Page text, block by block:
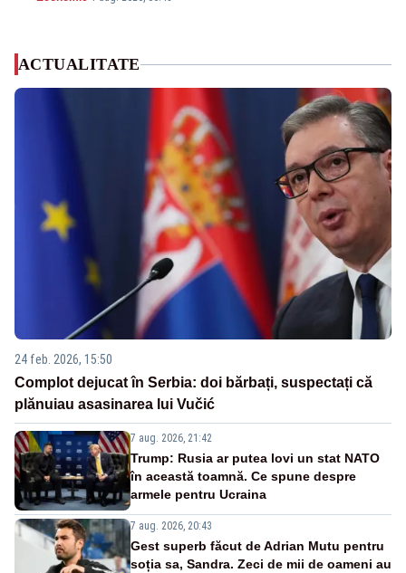
ACTUALITATE
24 feb. 2026, 15:50
Complot dejucat în Serbia: doi bărbați, suspectați că
plănuiau asasinarea lui Vučić
7 aug. 2026, 21:42
Trump: Rusia ar putea lovi un stat NATO
în această toamnă. Ce spune despre
armele pentru Ucraina
7 aug. 2026, 20:43
Gest superb făcut de Adrian Mutu pentru
soția sa, Sandra. Zeci de mii de oameni au